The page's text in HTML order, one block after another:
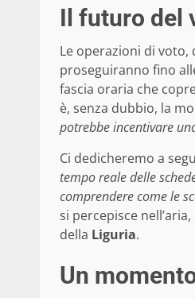
Il futuro del
Le operazioni di
proseguiranno fino
fascia oraria che
è, senza dubbio, la
potrebbe incentivare
Ci dedicheremo a
tempo reale delle
comprendere come le
si percepisce
della Liguria.
Un